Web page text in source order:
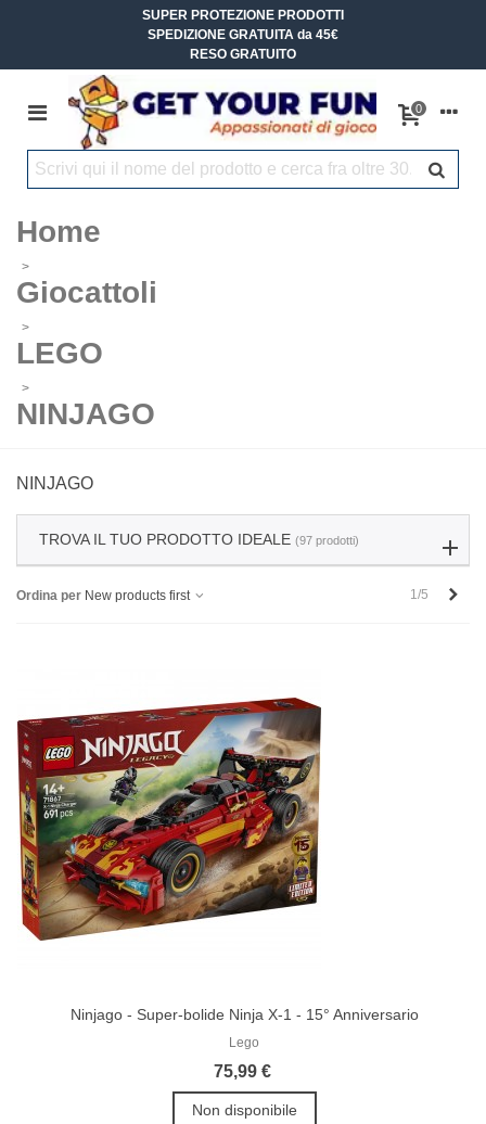
SUPER PROTEZIONE PRODOTTI
SPEDIZIONE GRATUITA da 45€
RESO GRATUITO
0
Home
>
Giocattoli
>
LEGO
>
NINJAGO
NINJAGO
TROVA IL TUO PRODOTTO IDEALE (97 prodotti)
Ordina per New products first 1/5
Ninjago - Super-bolide Ninja X-1 - 15° Anniversario
Lego
75,99 €
Non disponibile